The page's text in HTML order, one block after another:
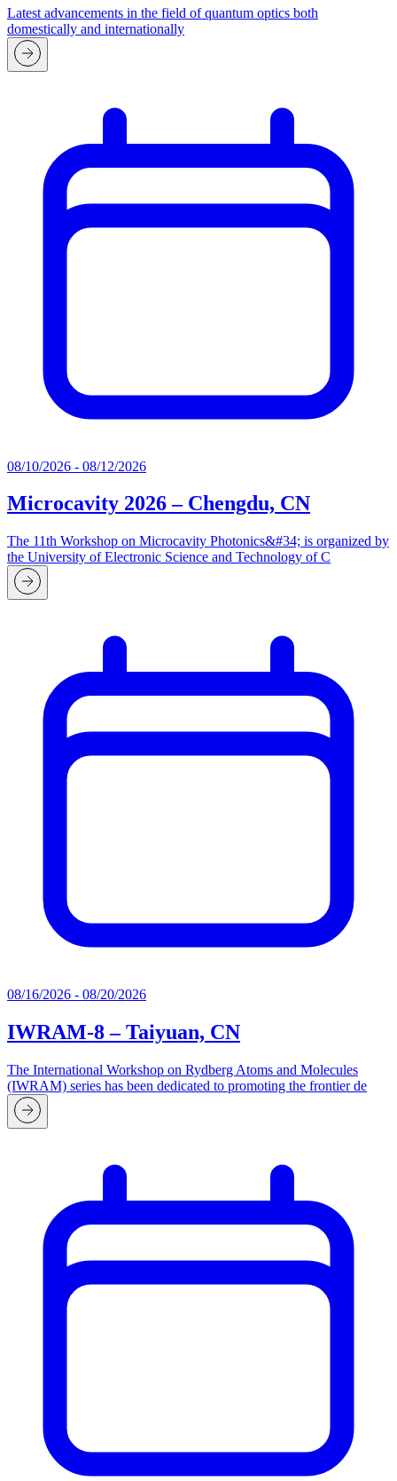
Latest advancements in the field of quantum optics both
domestically and internationally
08/10/2026 - 08/12/2026
Microcavity 2026 – Chengdu, CN
The 11th Workshop on Microcavity Photonics&#34; is organized by
the University of Electronic Science and Technology of C
08/16/2026 - 08/20/2026
IWRAM-8 – Taiyuan, CN
The International Workshop on Rydberg Atoms and Molecules
(IWRAM) series has been dedicated to promoting the frontier de